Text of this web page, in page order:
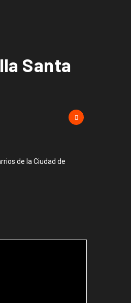
Santa
de la Ciudad de